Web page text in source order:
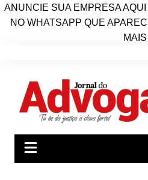
ANUNCIE SUA EMPRESA
NO WHATSAPP QUE
MAIS
conteúdo